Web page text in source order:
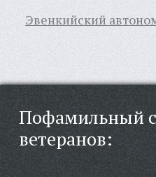
Эвенкийский
Пофамильный
ветеранов: